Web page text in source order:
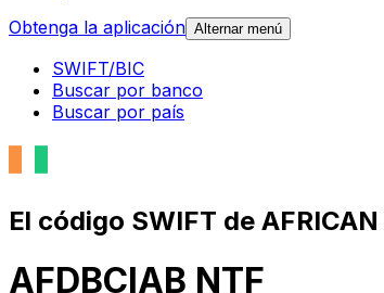
Obtenga la aplicación Alternar menú
SWIFT/BIC
Buscar por banco
Buscar por país
El código SWIFT de
AFDBCIAB NTF